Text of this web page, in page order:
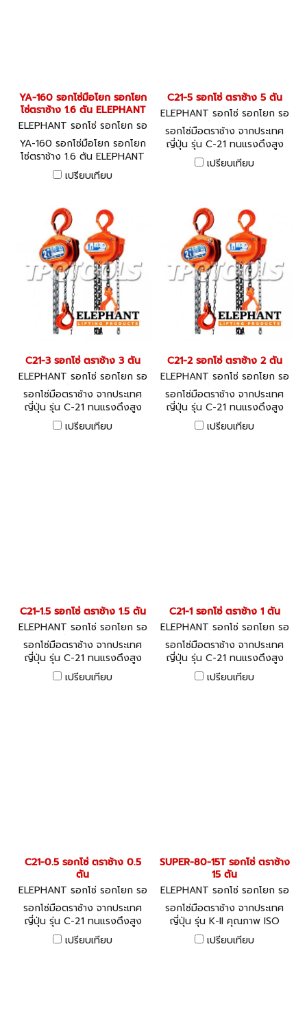
YA-160 รอกโซ่มือโยก รอกโยก
โซ่ตราช้าง 1.6 ตัน ELEPHANT
ELEPHANT รอกโซ่ รอกโยก รอ
กถ่วง YA-160
YA-160 รอกโซ่มือโยก รอกโยก
โซ่ตราช้าง 1.6 ตัน ELEPHANT
ความยาวโซ่ดึง 1.50 เมตร ทำ
จากเหล็กกัลวาไนซ์ เกรด 105
เปรียบเทียบ
C21-5 รอกโซ่ ตราช้าง 5 ตัน
ELEPHANT รอกโซ่ รอกโยก รอ
กถ่วง C21-5
รอกโซ่มือตราช้าง จากประเทศ
ญี่ปุ่น รุ่น C-21 ทนแรงดึงสูง
อายุการใช้งานยาวนาน
เปรียบเทียบ
C21-3 รอกโซ่ ตราช้าง 3 ตัน
ELEPHANT รอกโซ่ รอกโยก รอ
กถ่วง C21-3
รอกโซ่มือตราช้าง จากประเทศ
ญี่ปุ่น รุ่น C-21 ทนแรงดึงสูง
อายุการใช้งานยาวนาน
เปรียบเทียบ
C21-2 รอกโซ่ ตราช้าง 2 ตัน
ELEPHANT รอกโซ่ รอกโยก รอ
กถ่วง C21-2
รอกโซ่มือตราช้าง จากประเทศ
ญี่ปุ่น รุ่น C-21 ทนแรงดึงสูง
อายุการใช้งานยาวนาน
เปรียบเทียบ
C21-1.5 รอกโซ่ ตราช้าง 1.5 ตัน
ELEPHANT รอกโซ่ รอกโยก รอ
กถ่วง C21-1.5
รอกโซ่มือตราช้าง จากประเทศ
ญี่ปุ่น รุ่น C-21 ทนแรงดึงสูง
อายุการใช้งานยาวนาน
เปรียบเทียบ
C21-1 รอกโซ่ ตราช้าง 1 ตัน
ELEPHANT รอกโซ่ รอกโยก รอ
กถ่วง C21-1
รอกโซ่มือตราช้าง จากประเทศ
ญี่ปุ่น รุ่น C-21 ทนแรงดึงสูง
อายุการใช้งานยาวนาน
เปรียบเทียบ
C21-0.5 รอกโซ่ ตราช้าง 0.5
ตัน
ELEPHANT รอกโซ่ รอกโยก รอ
กถ่วง C21-0.5
รอกโซ่มือตราช้าง จากประเทศ
ญี่ปุ่น รุ่น C-21 ทนแรงดึงสูง
อายุการใช้งานยาวนาน
เปรียบเทียบ
SUPER-80-15T รอกโซ่ ตราช้าง
15 ตัน
ELEPHANT รอกโซ่ รอกโยก รอ
กถ่วง SUPER-80-15T
รอกโซ่มือตราช้าง จากประเทศ
ญี่ปุ่น รุ่น K-II คุณภาพ ISO
9001
เปรียบเทียบ